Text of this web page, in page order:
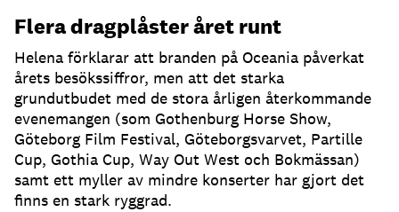
Flera dragplåster året runt
Helena förklarar att branden på Oceania påverkat
årets besökssiffror, men att det starka
grundutbudet med de stora årligen återkommande
evenemangen (som Gothenburg Horse Show,
Göteborg Film Festival, Göteborgsvarvet, Partille
Cup, Gothia Cup, Way Out West och Bokmässan)
samt ett myller av mindre konserter har gjort det
finns en stark ryggrad.